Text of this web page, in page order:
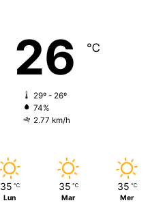
26 ℃
29º - 26º
74%
2.77 km/h
35 ℃
Lun
35 ℃
Mar
35 ℃
Mer